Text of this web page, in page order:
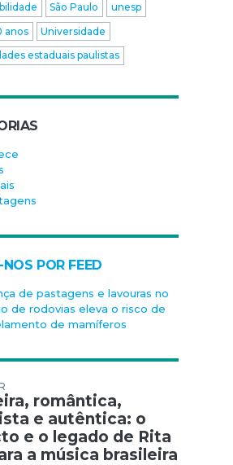
São Paulo
unesp
anos
Universidade
estaduais paulistas
POR FEED
de pastagens e lavouras no
de rodovias eleva o risco de
de mamíferos
de Post
romântica,
e autêntica: o
e o legado de Rita
a música brasileira